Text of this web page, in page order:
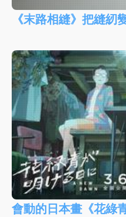
《末路相縫》把縫紉
會動的日本畫《花綠